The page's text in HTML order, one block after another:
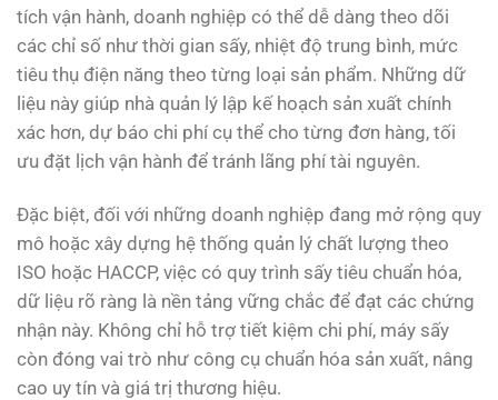
tích vận hành, doanh nghiệp có thể dễ dàng theo dõi
các chỉ số như thời gian sấy, nhiệt độ trung bình, mức
tiêu thụ điện năng theo từng loại sản phẩm. Những dữ
liệu này giúp nhà quản lý lập kế hoạch sản xuất chính
xác hơn, dự báo chi phí cụ thể cho từng đơn hàng, tối
ưu đặt lịch vận hành để tránh lãng phí tài nguyên.
Đặc biệt, đối với những doanh nghiệp đang mở rộng quy
mô hoặc xây dựng hệ thống quản lý chất lượng theo
ISO hoặc HACCP, việc có quy trình sấy tiêu chuẩn hóa,
dữ liệu rõ ràng là nền tảng vững chắc để đạt các chứng
nhận này. Không chỉ hỗ trợ tiết kiệm chi phí, máy sấy
còn đóng vai trò như công cụ chuẩn hóa sản xuất, nâng
cao uy tín và giá trị thương hiệu.